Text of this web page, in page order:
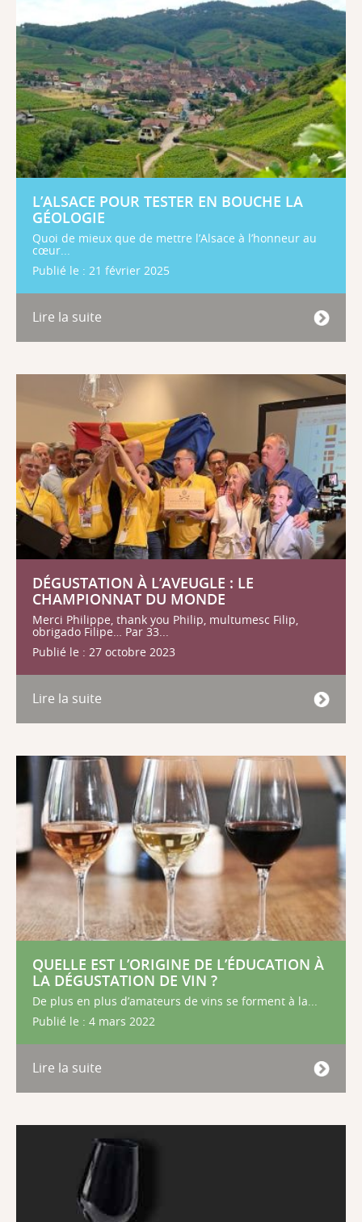
L’ALSACE POUR TESTER EN BOUCHE LA
GÉOLOGIE
Quoi de mieux que de mettre l’Alsace à l’honneur au
cœur...
Publié le : 21 février 2025
Lire la suite
DÉGUSTATION À L’AVEUGLE : LE
CHAMPIONNAT DU MONDE
Merci Philippe, thank you Philip, multumesc Filip,
obrigado Filipe… Par 33...
Publié le : 27 octobre 2023
Lire la suite
QUELLE EST L’ORIGINE DE L’ÉDUCATION À
LA DÉGUSTATION DE VIN ?
De plus en plus d’amateurs de vins se forment à la...
Publié le : 4 mars 2022
Lire la suite